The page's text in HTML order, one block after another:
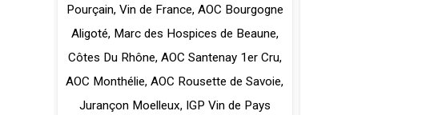
Pourçain, Vin de France, AOC Bourgogne
Aligoté, Marc des Hospices de Beaune,
Côtes Du Rhône, AOC Santenay 1er Cru,
AOC Monthélie,AOC Rousette de Savoie,
Jurançon Moelleux, IGP Vin de Pays